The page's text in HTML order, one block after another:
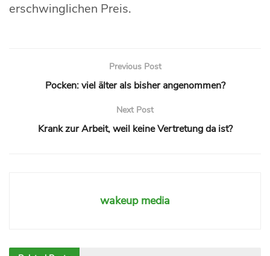
erschwinglichen Preis.
Previous Post
Pocken: viel älter als bisher angenommen?
Next Post
Krank zur Arbeit, weil keine Vertretung da ist?
wakeup media